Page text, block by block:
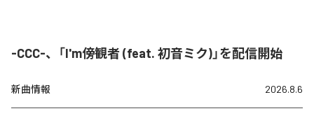
-CCC-、「I'm傍観者 (feat. 初音ミク)」を配信開始
新曲情報 2026.8.6